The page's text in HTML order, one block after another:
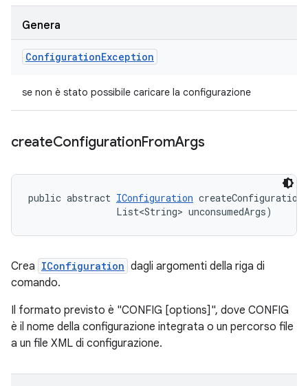
Genera
ConfigurationException
se non è stato possibile caricare la configurazione
createConfigurationFromArgs
public abstract IConfiguration
                List<String> unconsumedArgs)
Crea IConfiguration dagli argomenti della riga di
comando.
Il formato previsto è "CONFIG [options]", dove CONFIG
è il nome della configurazione integrata o un percorso file
a un file XML di configurazione.